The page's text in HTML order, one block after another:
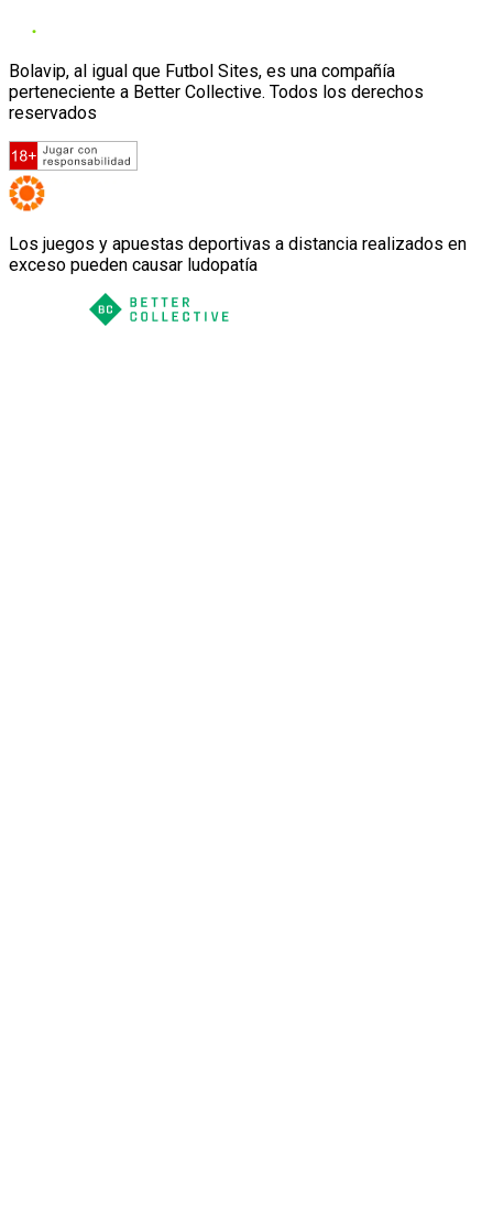
Bolavip, al igual que Futbol Sites, es una compañía
perteneciente a Better Collective. Todos los derechos
reservados
Los juegos y apuestas deportivas a distancia realizados en
exceso pueden causar ludopatía